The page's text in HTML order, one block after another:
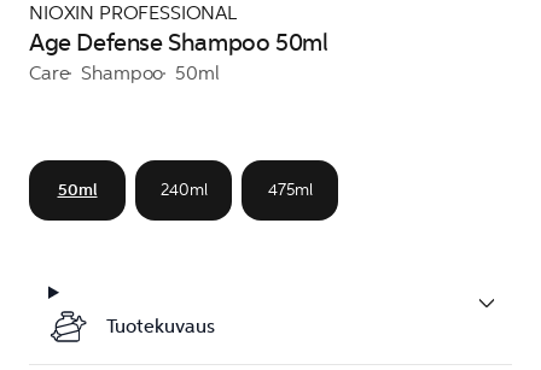
NIOXIN PROFESSIONAL
Age Defense Shampoo 50ml
Care Shampoo 50ml
50ml 240ml 475ml
Tuotekuvaus